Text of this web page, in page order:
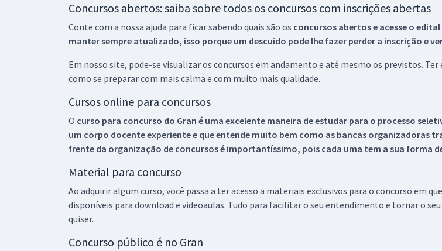
Concursos abertos: saiba sobre todos os concursos com inscrições abertas
Conte com a nossa ajuda para ficar sabendo quais são os concursos abertos e acesse o
manter sempre atualizado, isso porque um descuido pode lhe fazer perder a inscrição e
Em nosso site, pode-se visualizar os concursos em andamento e até mesmo os previstos.
como se preparar com mais calma e com muito mais qualidade.
Cursos online para concursos
O curso para concurso do Gran é uma excelente maneira de estudar para o processo
um corpo docente experiente e que entende muito bem como as bancas organizadoras
frente da organização de concursos é importantíssimo, pois cada uma tem a sua forma
Material para concurso
Ao adquirir algum curso, você passa a ter acesso a materiais exclusivos para o concurso em
disponíveis para download e videoaulas. Tudo para facilitar o seu entendimento e tornar o
quiser.
Concurso público é no Gran